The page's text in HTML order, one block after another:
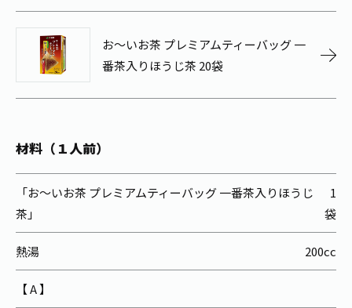
ウェルネスフォーラム
お茶の妖精
健康体
Crazy Jasmineお～いお茶 プレミアムティーバッグ 一
番茶入りほうじ茶 20袋
材料（１人前）
「お〜いお茶 プレミアムティーバッグ 一番茶入りほうじ
茶」
1
袋
熱湯 200cc
【 A 】